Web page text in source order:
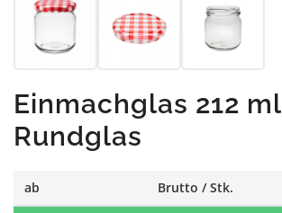
Einmachglas 212 ml
Rundglas
ab Brutto / Stk.